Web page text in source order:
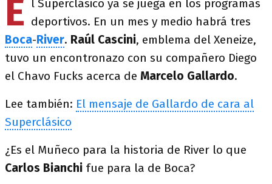
E
l Superclásico ya se juega en los programas
deportivos. En un mes y medio habrá tres
Boca-River. Raúl Cascini, emblema del Xeneize,
tuvo un encontronazo con su compañero Diego
el Chavo Fucks acerca de Marcelo Gallardo.
Lee también: El mensaje de Gallardo de cara al
Superclásico
¿Es el Muñeco para la historia de River lo que
Carlos Bianchi fue para la de Boca?